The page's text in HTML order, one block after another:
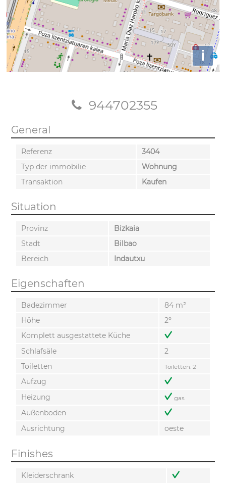
i
944702355
General
Referenz
3404
Typ der immobilie
Wohnung
Transaktion
Kaufen
Situation
Provinz
Bizkaia
Stadt
Bilbao
Bereich
Indautxu
Eigenschaften
Badezimmer
84 m²
Höhe
2º
Komplett ausgestattete Küche
Schlafsäle
2
Toiletten
Toiletten: 2
Aufzug
Heizung
gas
Außenboden
Ausrichtung
oeste
Finishes
Kleiderschrank